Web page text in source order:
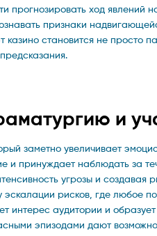
прогнозировать ход явлений
признаки
становится не просто
и
заметно увеличивает
и принуждает наблюдать за
угрозы и создавая
рисков, где любое
интерес аудитории и
эпизодами дают